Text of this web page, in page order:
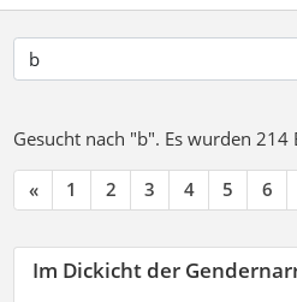
Gesucht nach "b". Es wurden
« 1 2 3 4 5 6
Im Dickicht der